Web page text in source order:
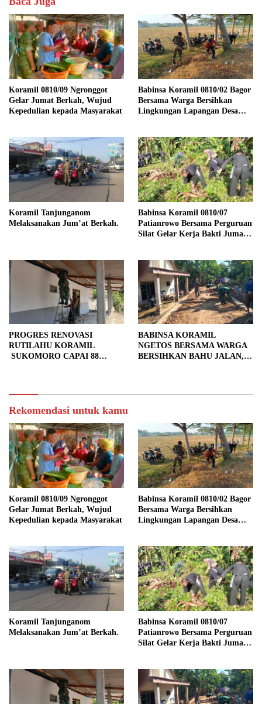
Koramil 0810/09 Ngronggot
Gelar Jumat Berkah, Wujud
Kepedulian kepada Masyarakat
Babinsa Koramil 0810/02 Bagor
Bersama Warga Bersihkan
Lingkungan Lapangan Desa
Koramil Tanjunganom
Melaksanakan Jum’at Berkah.
Babinsa Koramil 0810/07
Patianrowo Bersama Perguruan
Silat Gelar Kerja Bakti Jumat
PROGRES RENOVASI
RUTILAHU KORAMIL
SUKOMORO CAPAI 88
BABINSA KORAMIL
NGETOS BERSAMA WARGA
BERSIHKAN BAHU JALAN,
Rekomendasi untuk kamu
Koramil 0810/09 Ngronggot
Gelar Jumat Berkah, Wujud
Kepedulian kepada Masyarakat
Babinsa Koramil 0810/02 Bagor
Bersama Warga Bersihkan
Lingkungan Lapangan Desa
Koramil Tanjunganom
Melaksanakan Jum’at Berkah.
Babinsa Koramil 0810/07
Patianrowo Bersama Perguruan
Silat Gelar Kerja Bakti Jumat